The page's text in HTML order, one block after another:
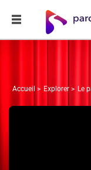
Accueil Explorer Le